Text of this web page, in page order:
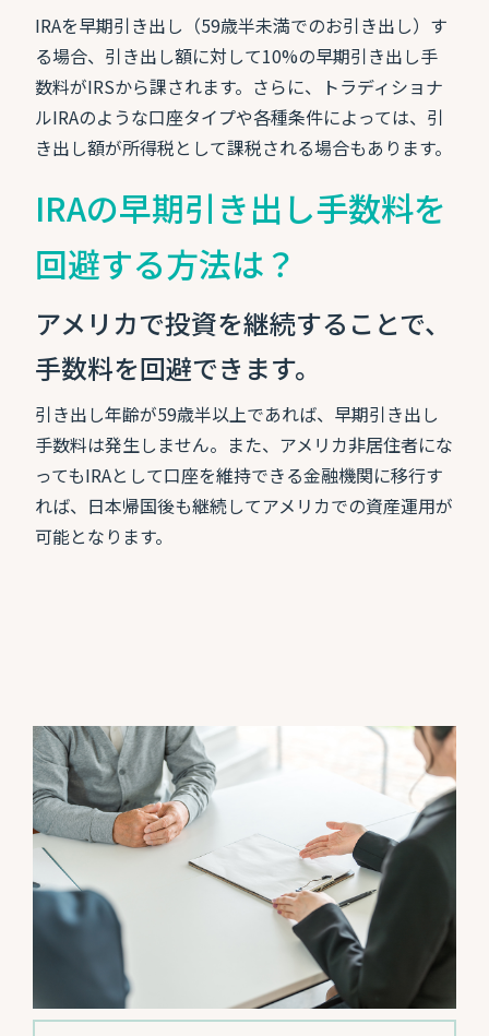
IRAを早期引き出し（59歳半未満でのお引き出し）す
る場合、引き出し額に対して10%の早期引き出し手
数料がIRSから課されます。さらに、トラディショナ
ルIRAのような口座タイプや各種条件によっては、引
き出し額が所得税として課税される場合もあります。
IRAの早期引き出し手数料を
回避する方法は？
アメリカで投資を継続することで、
手数料を回避できます。
引き出し年齢が59歳半以上であれば、早期引き出し
手数料は発生しません。また、アメリカ非居住者にな
ってもIRAとして口座を維持できる金融機関に移行す
れば、日本帰国後も継続してアメリカでの資産運用が
可能となります。